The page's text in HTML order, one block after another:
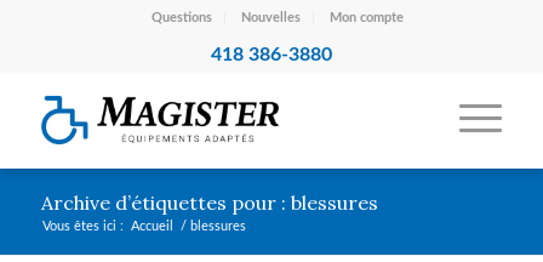
Questions Nouvelles Mon compte
418 386-3880
Archive d’étiquettes pour : blessures
Vous êtes ici : Accueil / blessures